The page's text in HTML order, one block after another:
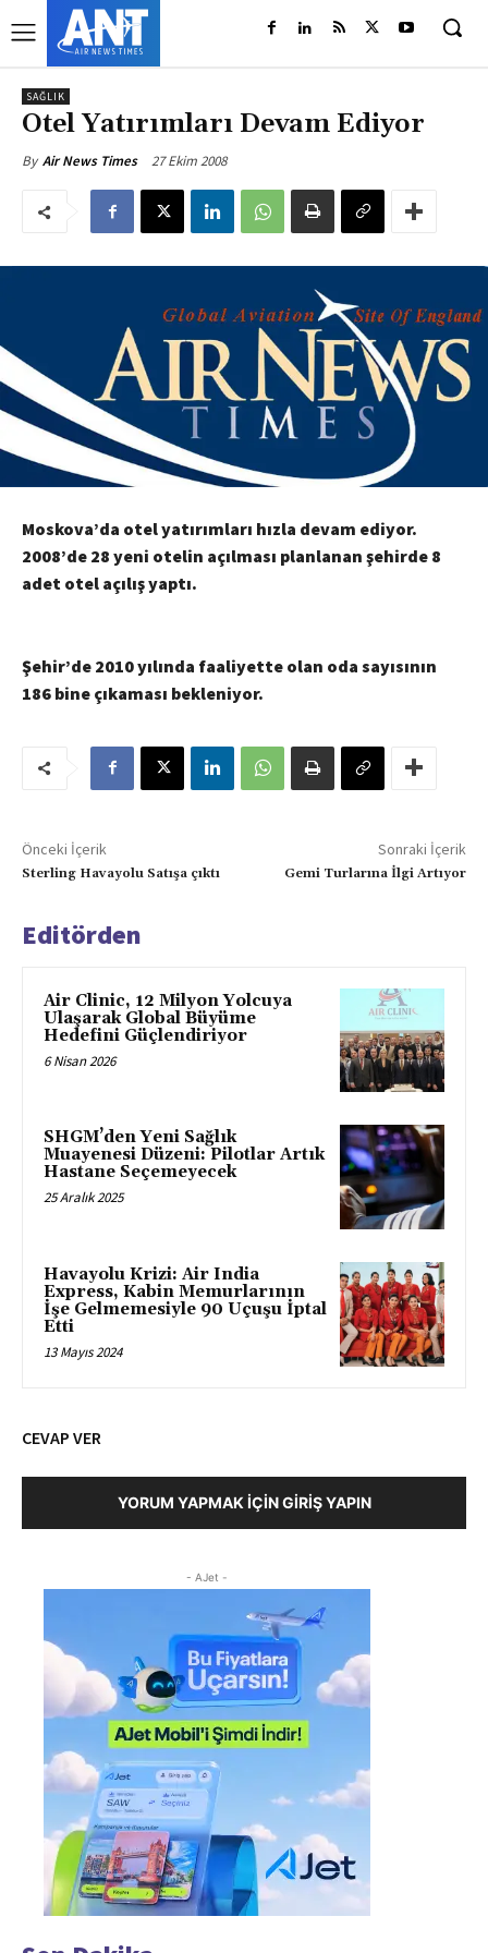
SAĞLIK
Otel Yatırımları Devam Ediyor
By Air News Times 27 Ekim 2008
Moskova’da otel yatırımları hızla devam ediyor.
2008’de 28 yeni otelin açılması planlanan şehirde 8
adet otel açılış yaptı.
Şehir’de 2010 yılında faaliyette olan oda sayısının
186 bine çıkaması bekleniyor.
Önceki İçerik
Sterling Havayolu Satışa çıktı
Sonraki İçerik
Gemi Turlarına İlgi Artıyor
Editörden
Air Clinic, 12 Milyon Yolcuya
Ulaşarak Global Büyüme
Hedefini Güçlendiriyor
6 Nisan 2026
SHGM’den Yeni Sağlık
Muayenesi Düzeni: Pilotlar Artık
Hastane Seçemeyecek
25 Aralık 2025
Havayolu Krizi: Air India
Express, Kabin Memurlarının
İşe Gelmemesiyle 90 Uçuşu İptal
Etti
13 Mayıs 2024
CEVAP VER
YORUM YAPMAK İÇIN GIRIŞ YAPIN
- AJet -